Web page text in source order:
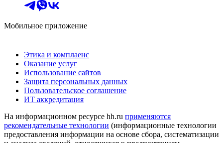
Мобильное приложение
Этика и комплаенс
Оказание услуг
Использование сайтов
Защита персональных данных
Пользовательское соглашение
ИТ аккредитация
На информационном ресурсе hh.ru применяются
рекомендательные технологии (информационные технологии
предоставления информации на основе сбора, систематизации